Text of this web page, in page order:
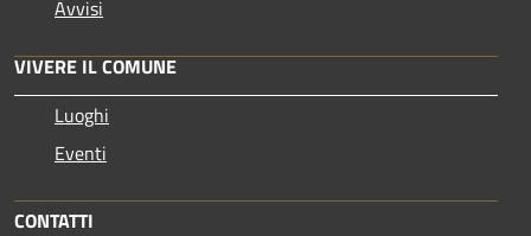
Avvisi
VIVERE IL COMUNE
Luoghi
Eventi
CONTATTI